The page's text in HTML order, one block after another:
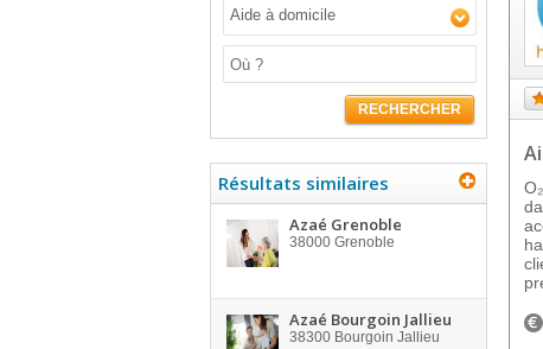
Aide à domicile
RECHERCHER
Résultats similaires
Azaé Grenoble
38000 Grenoble
Azaé Bourgoin Jallieu
38300 Bourgoin Jallieu